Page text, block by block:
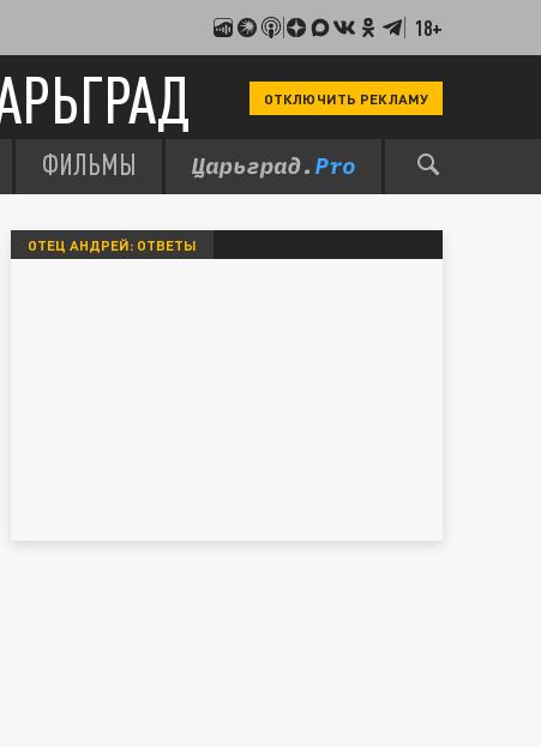
18+
ОТКЛЮЧИТЬ РЕКЛАМУ
ФИЛЬМЫ
ОТЕЦ АНДРЕЙ: ОТВЕТЫ